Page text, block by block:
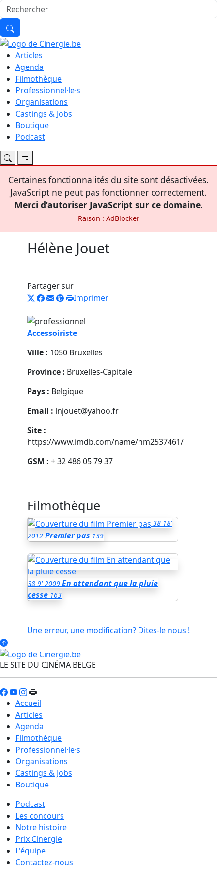
Articles
Agenda
Filmothèque
Professionnel·le·s
Organisations
Castings & Jobs
Boutique
Podcast
Certaines fonctionnalités du site sont désactivées.
JavaScript ne peut pas fonctionner correctement.
Merci d’autoriser JavaScript sur ce domaine.
Raison : AdBlocker
Hélène Jouet
Partager sur
Imprimer
Accessoiriste
Ville : 1050 Bruxelles
Province : Bruxelles-Capitale
Pays : Belgique
Email : lnjouet@yahoo.fr
Site :
https://www.imdb.com/name/nm2537461/
GSM : + 32 486 05 79 37
Filmothèque
38 18'
2012 Premier pas 139
38 9' 2009 En attendant que la pluie
cesse 163
Une erreur, une modification? Dites-le nous !
LE SITE DU CINÉMA BELGE
Accueil
Articles
Agenda
Filmothèque
Professionnel·le·s
Organisations
Castings & Jobs
Boutique
Podcast
Les concours
Notre histoire
Prix Cinergie
L'équipe
Contactez-nous